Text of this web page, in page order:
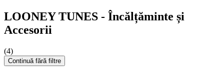
LOONEY TUNES - Încălțăminte și
Accesorii
(4)
Continuă fără filtre